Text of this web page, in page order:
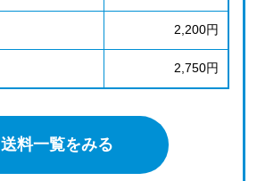
2,200円
2,750円
送料一覧をみる